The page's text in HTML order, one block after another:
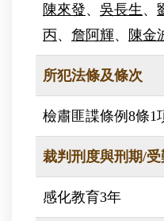
陳來發、 吳長生 、
丙、 詹阿輝、 陳金
所犯法條及條次
檢肅匪諜條例8條1
裁判刑度與刑期/
感化教育3年